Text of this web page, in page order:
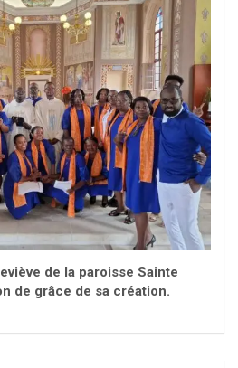
de la paroisse Sainte
de grâce de sa création.